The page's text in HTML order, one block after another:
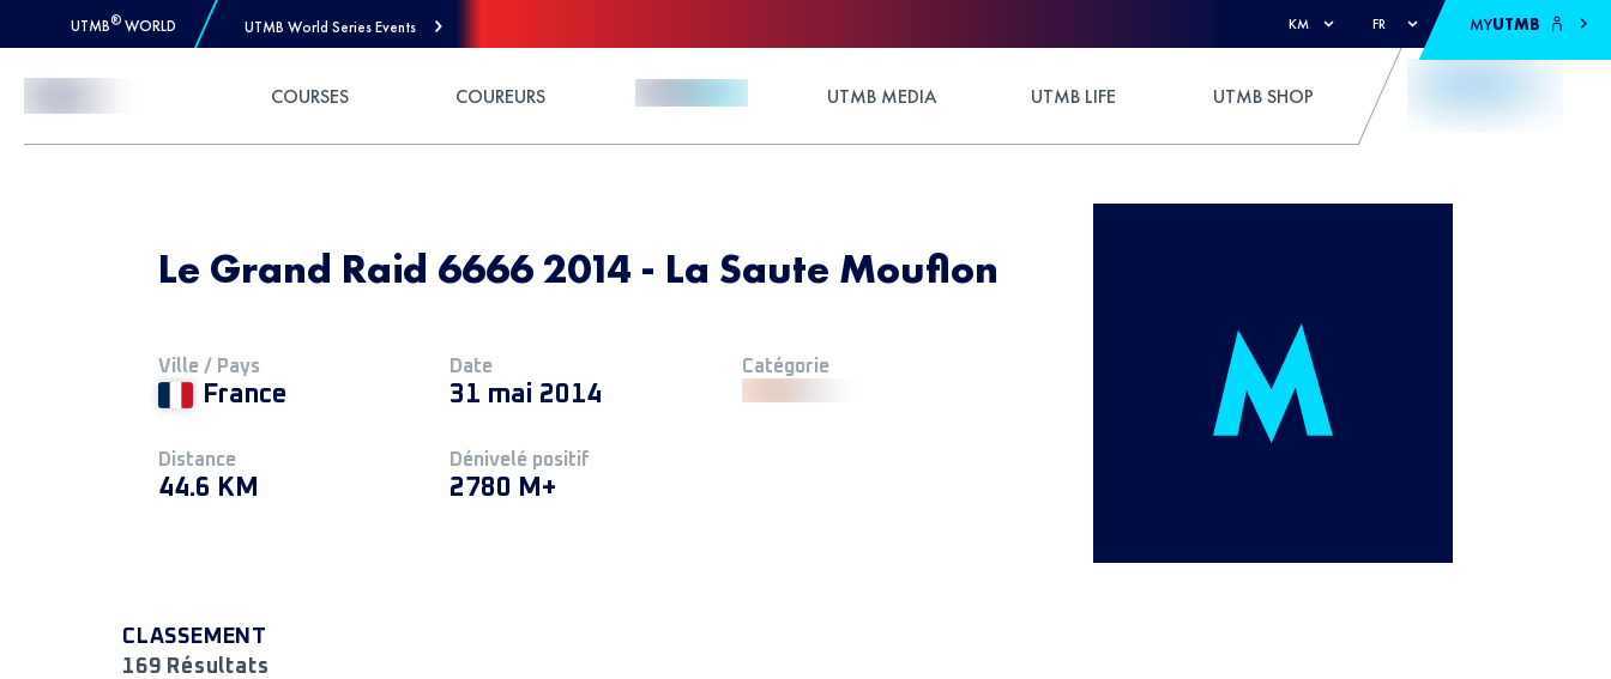
UTMB® WORLD UTMB World Series Events KM FR MYUTMB
COURSES COUREURS UTMB MEDIA UTMB LIFE UTMB SHOP
Le Grand Raid 6666 2014 - La Saute Mouflon
Ville / Pays
France
Date
31 mai 2014
Catégorie
Distance
44.6 KM
Dénivelé positif
2780 M+
CLASSEMENT
169 Résultats